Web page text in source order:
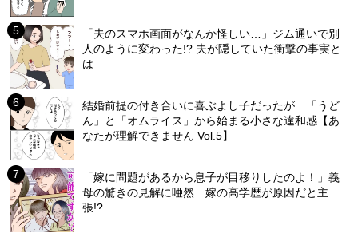
「夫のスマホ画面がなんか怪しい…」ジム通いで別
人のように変わった!? 夫が隠していた衝撃の事実と
は
結婚前提の付き合いに喜ぶよし子だったが…「うど
ん」と「オムライス」から始まる小さな違和感【あ
なたが理解できません Vol.5】
「嫁に問題があるから息子が目移りしたのよ！」義
母の驚きの見解に唖然…嫁の高学歴が原因だと主
張!?